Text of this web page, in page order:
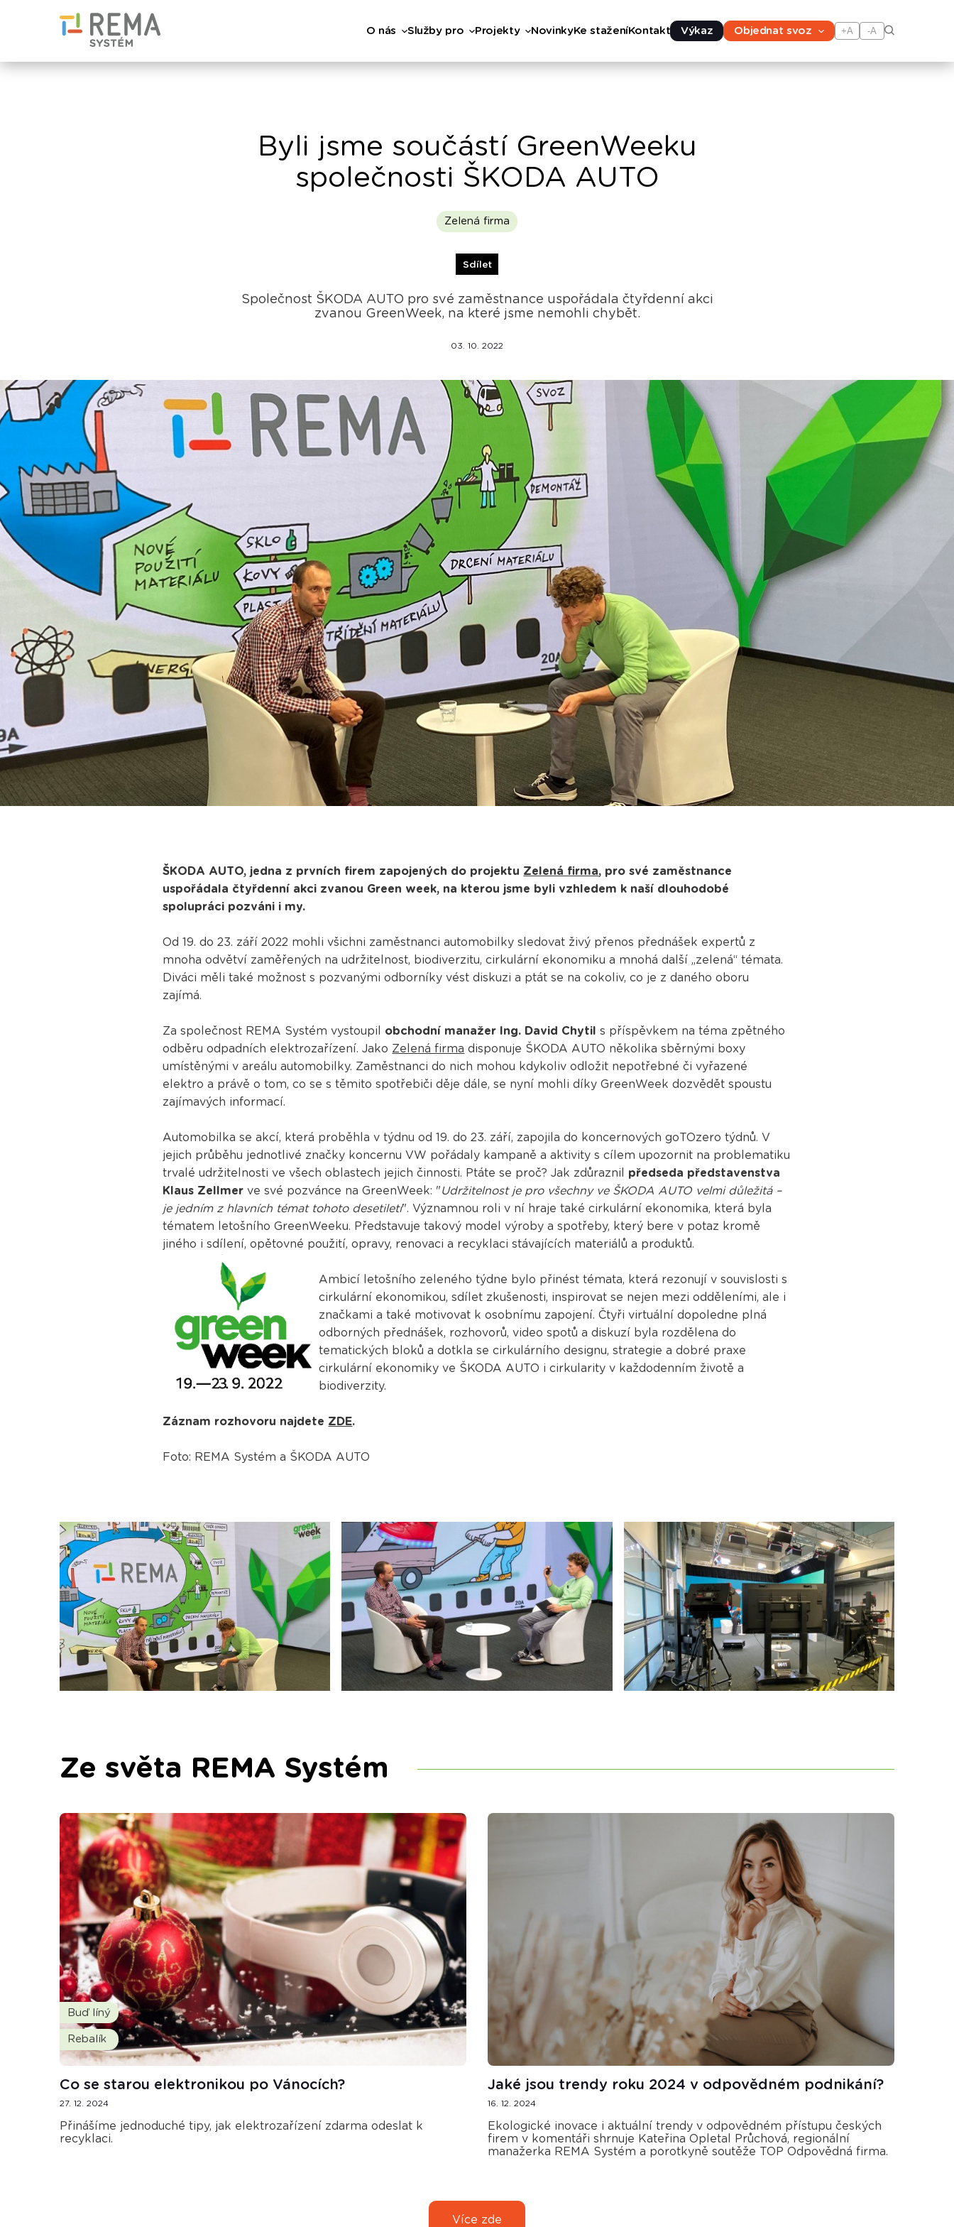
O nás Služby pro Projekty NovinkyKe staženíKontakt Výkaz Objednat svoz +A -A
Byli jsme součástí GreenWeeku
společnosti ŠKODA AUTO
Zelená firma
Sdílet
Společnost ŠKODA AUTO pro své zaměstnance uspořádala čtyřdenní akci
zvanou GreenWeek, na které jsme nemohli chybět.
03. 10. 2022
ŠKODA AUTO, jedna z prvních firem zapojených do projektu Zelená firma, pro své zaměstnance
uspořádala čtyřdenní akci zvanou Green week, na kterou jsme byli vzhledem k naší dlouhodobé
spolupráci pozváni i my.
Od 19. do 23. září 2022 mohli všichni zaměstnanci automobilky sledovat živý přenos přednášek expertů z
mnoha odvětví zaměřených na udržitelnost, biodiverzitu, cirkulární ekonomiku a mnohá další „zelená“ témata.
Diváci měli také možnost s pozvanými odborníky vést diskuzi a ptát se na cokoliv, co je z daného oboru
zajímá.
Za společnost REMA Systém vystoupil obchodní manažer Ing. David Chytils příspěvkem na téma zpětného
odběru odpadních elektrozařízení. Jako Zelená firma disponuje ŠKODA AUTO několika sběrnými boxy
umístěnými v areálu automobilky. Zaměstnanci do nich mohou kdykoliv odložit nepotřebné či vyřazené
elektro a právě o tom, co se s těmito spotřebiči děje dále, se nyní mohli díky GreenWeek dozvědět spoustu
zajímavých informací.
Automobilka se akcí, která proběhla v týdnu od 19. do 23. září, zapojila do koncernových goTOzero týdnů. V
jejich průběhu jednotlivé značky koncernu VW pořádaly kampaně a aktivity s cílem upozornit na problematiku
trvalé udržitelnosti ve všech oblastech jejich činnosti. Ptáte se proč? Jak zdůraznil předseda představenstva
Klaus Zellmer ve své pozvánce na GreenWeek: "Udržitelnost je pro všechny ve ŠKODA AUTO velmi důležitá –
je jedním z hlavních témat tohoto desetiletí". Významnou roli v ní hraje také cirkulární ekonomika, která byla
tématem letošního GreenWeeku. Představuje takový model výroby a spotřeby, který bere v potaz kromě
jiného i sdílení, opětovné použití, opravy, renovaci a recyklaci stávajících materiálů a produktů.
Ambicí letošního zeleného týdne bylo přinést témata, která rezonují v souvislosti s
cirkulární ekonomikou, sdílet zkušenosti, inspirovat se nejen mezi odděleními, ale i
značkami a také motivovat k osobnímu zapojení. Čtyři virtuální dopoledne plná
odborných přednášek, rozhovorů, video spotů a diskuzí byla rozdělena do
tematických bloků a dotkla se cirkulárního designu, strategie a dobré praxe
cirkulární ekonomiky ve ŠKODA AUTO i cirkularity v každodenním životě a
biodiverzity.
Záznam rozhovoru najdete ZDE.
Foto: REMA Systém a ŠKODA AUTO
Ze světa REMA Systém
Buď líný
Rebalík
Co se starou elektronikou po Vánocích?
27. 12. 2024
Přinášíme jednoduché tipy, jak elektrozařízení zdarma odeslat k
recyklaci.
Jaké jsou trendy roku 2024 v odpovědném podnikání?
16. 12. 2024
Ekologické inovace i aktuální trendy v odpovědném přístupu českých
firem v komentáři shrnuje Kateřina Opletal Průchová, regionální
manažerka REMA Systém a porotkyně soutěže TOP Odpovědná firma.
Více zde